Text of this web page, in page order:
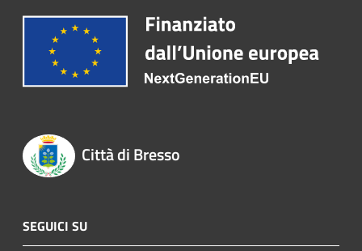
Città di Bresso
SEGUICI SU